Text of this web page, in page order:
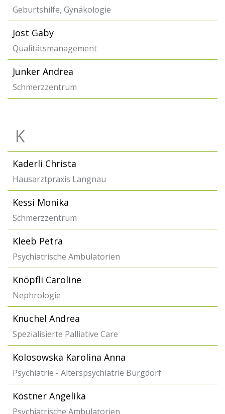
Geburtshilfe, Gynäkologie
Jost Gaby
Qualitätsmanagement
Junker Andrea
Schmerzzentrum
K
Kaderli Christa
Hausarztpraxis Langnau
Kessi Monika
Schmerzzentrum
Kleeb Petra
Psychiatrische Ambulatorien
Knöpfli Caroline
Nephrologie
Knuchel Andrea
Spezialisierte Palliative Care
Kolosowska Karolina Anna
Psychiatrie - Alterspsychiatrie Burgdorf
Köstner Angelika
Psychiatrische Ambulatorien